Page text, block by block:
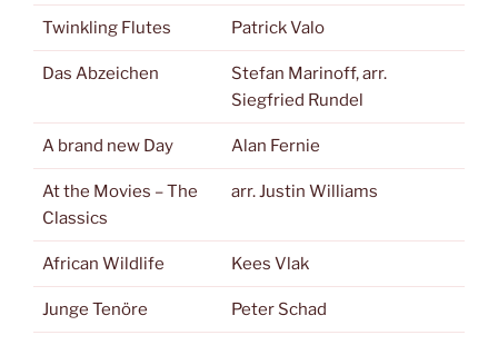
Twinkling Flutes Patrick Valo
Das Abzeichen
Stefan Marinoff, arr.
Siegfried Rundel
A brand new Day Alan Fernie
At the Movies – The
Classics
arr. Justin Williams
African Wildlife Kees Vlak
Junge Tenöre Peter Schad